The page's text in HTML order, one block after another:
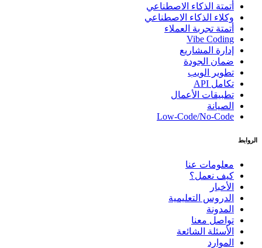
أتمتة الذكاء الاصطناعي
وكلاء الذكاء الاصطناعي
أتمتة تجربة العملاء
Vibe Coding
إدارة المشاريع
ضمان الجودة
تطوير الويب
تكامل API
تطبيقات الأعمال
الصيانة
Low-Code/No-Code
الروابط
معلومات عنا
كيف نعمل؟
الأخبار
الدروس التعليمية
المدونة
تواصل معنا
الأسئلة الشائعة
الموارد